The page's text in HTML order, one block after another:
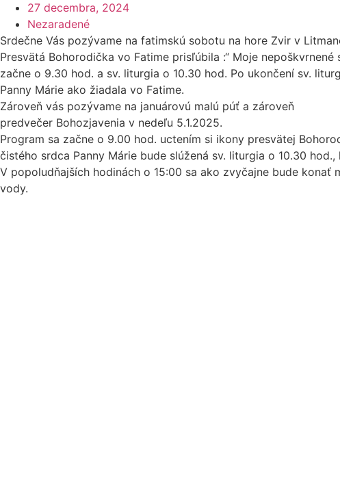
27 decembra, 2024
Nezaradené
Srdečne Vás pozývame na fatimskú sobotu na hore Zvir v
Presvätá Bohorodička vo Fatime prisľúbila :“ Moje
začne o 9.30 hod. a sv. liturgia o 10.30 hod. Po ukončení sv.
Panny Márie ako žiadala vo Fatime.
Zároveň vás pozývame na januárovú malú púť a zároveň
predvečer Bohozjavenia v nedeľu 5.1.2025.
Program sa začne o 9.00 hod. uctením si ikony presvätej
čistého srdca Panny Márie bude slúžená sv. liturgia o 10.30
V popoludňajších hodinách o 15:00 sa ako zvyčajne bude
vody.